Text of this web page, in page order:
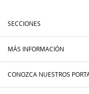
SECCIONES
MÁS INFORMACIÓN
CONOZCA NUESTROS